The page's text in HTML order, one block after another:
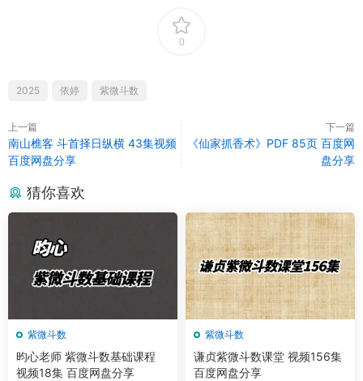
0
2025 依婷 紫微斗数
上一篇
南山樵客 斗首择日纵横 43集视频
百度网盘分享
下一篇
《仙家抓香术》PDF 85页 百度网
盘分享
猜你喜欢
紫微斗数
昀心老师 紫微斗数基础课程
视频18集 百度网盘分享
紫微斗数
谦贞紫微斗数课堂 视频156集
百度网盘分享